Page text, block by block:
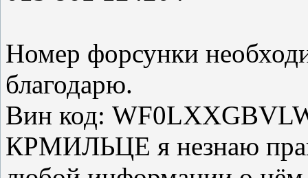
Номер форсунки
благодарю.
Вин код:
КРМИЛЬЦЕ я незнаю